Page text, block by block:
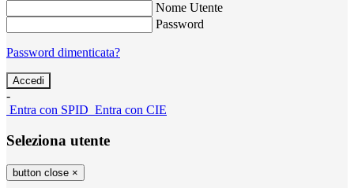
Nome Utente
Password
Password dimenticata?
-
Entra con SPID Entra con CIE
Seleziona utente
button close ×